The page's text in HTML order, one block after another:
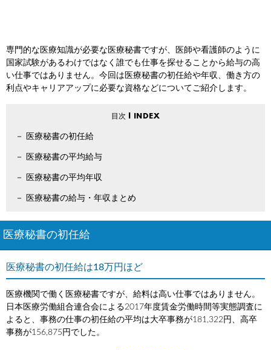
専門的な医療知識が必要な医療秘書ですが、医師や看護師のように
国家試験があるわけではなく誰でも仕事を探せることから給与の高
い仕事ではありません。今回は医療秘書の初任給や年収、働き方の
利点やキャリアアップに必要な資格などについてご紹介します。
医療秘書の初任給
医療秘書の平均給与
医療秘書の平均年収
医療秘書の給与・年収まとめ
医療秘書の初任給
医療秘書の初任給は18万円ほど
医療機関で働く医療秘書ですが、給料は高い仕事ではありません。
日本医療労働組合連合会による2017年度賃金労働時間等実態調査に
よると、事務の仕事の初任給の平均は大卒事務が181,322円、高卒
事務が156,875円でした。